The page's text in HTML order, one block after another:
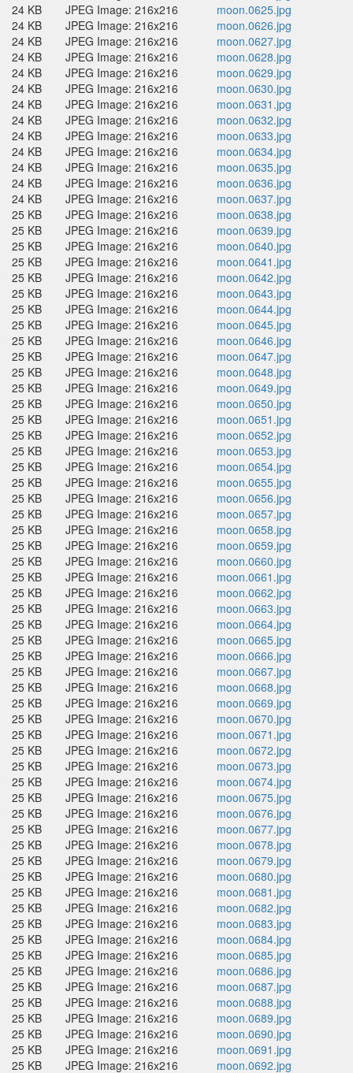
24 KB
JPEG Image: 216x216
moon.0625.jpg
24 KB
JPEG Image: 216x216
moon.0626.jpg
24 KB
JPEG Image: 216x216
moon.0627.jpg
24 KB
JPEG Image: 216x216
moon.0628.jpg
24 KB
JPEG Image: 216x216
moon.0629.jpg
24 KB
JPEG Image: 216x216
moon.0630.jpg
24 KB
JPEG Image: 216x216
moon.0631.jpg
24 KB
JPEG Image: 216x216
moon.0632.jpg
24 KB
JPEG Image: 216x216
moon.0633.jpg
24 KB
JPEG Image: 216x216
moon.0634.jpg
24 KB
JPEG Image: 216x216
moon.0635.jpg
24 KB
JPEG Image: 216x216
moon.0636.jpg
24 KB
JPEG Image: 216x216
moon.0637.jpg
25 KB
JPEG Image: 216x216
moon.0638.jpg
25 KB
JPEG Image: 216x216
moon.0639.jpg
25 KB
JPEG Image: 216x216
moon.0640.jpg
25 KB
JPEG Image: 216x216
moon.0641.jpg
25 KB
JPEG Image: 216x216
moon.0642.jpg
25 KB
JPEG Image: 216x216
moon.0643.jpg
25 KB
JPEG Image: 216x216
moon.0644.jpg
25 KB
JPEG Image: 216x216
moon.0645.jpg
25 KB
JPEG Image: 216x216
moon.0646.jpg
25 KB
JPEG Image: 216x216
moon.0647.jpg
25 KB
JPEG Image: 216x216
moon.0648.jpg
25 KB
JPEG Image: 216x216
moon.0649.jpg
25 KB
JPEG Image: 216x216
moon.0650.jpg
25 KB
JPEG Image: 216x216
moon.0651.jpg
25 KB
JPEG Image: 216x216
moon.0652.jpg
25 KB
JPEG Image: 216x216
moon.0653.jpg
25 KB
JPEG Image: 216x216
moon.0654.jpg
25 KB
JPEG Image: 216x216
moon.0655.jpg
25 KB
JPEG Image: 216x216
moon.0656.jpg
25 KB
JPEG Image: 216x216
moon.0657.jpg
25 KB
JPEG Image: 216x216
moon.0658.jpg
25 KB
JPEG Image: 216x216
moon.0659.jpg
25 KB
JPEG Image: 216x216
moon.0660.jpg
25 KB
JPEG Image: 216x216
moon.0661.jpg
25 KB
JPEG Image: 216x216
moon.0662.jpg
25 KB
JPEG Image: 216x216
moon.0663.jpg
25 KB
JPEG Image: 216x216
moon.0664.jpg
25 KB
JPEG Image: 216x216
moon.0665.jpg
25 KB
JPEG Image: 216x216
moon.0666.jpg
25 KB
JPEG Image: 216x216
moon.0667.jpg
25 KB
JPEG Image: 216x216
moon.0668.jpg
25 KB
JPEG Image: 216x216
moon.0669.jpg
25 KB
JPEG Image: 216x216
moon.0670.jpg
25 KB
JPEG Image: 216x216
moon.0671.jpg
25 KB
JPEG Image: 216x216
moon.0672.jpg
25 KB
JPEG Image: 216x216
moon.0673.jpg
25 KB
JPEG Image: 216x216
moon.0674.jpg
25 KB
JPEG Image: 216x216
moon.0675.jpg
25 KB
JPEG Image: 216x216
moon.0676.jpg
25 KB
JPEG Image: 216x216
moon.0677.jpg
25 KB
JPEG Image: 216x216
moon.0678.jpg
25 KB
JPEG Image: 216x216
moon.0679.jpg
25 KB
JPEG Image: 216x216
moon.0680.jpg
25 KB
JPEG Image: 216x216
moon.0681.jpg
25 KB
JPEG Image: 216x216
moon.0682.jpg
25 KB
JPEG Image: 216x216
moon.0683.jpg
25 KB
JPEG Image: 216x216
moon.0684.jpg
25 KB
JPEG Image: 216x216
moon.0685.jpg
25 KB
JPEG Image: 216x216
moon.0686.jpg
25 KB
JPEG Image: 216x216
moon.0687.jpg
25 KB
JPEG Image: 216x216
moon.0688.jpg
25 KB
JPEG Image: 216x216
moon.0689.jpg
25 KB
JPEG Image: 216x216
moon.0690.jpg
25 KB
JPEG Image: 216x216
moon.0691.jpg
25 KB
JPEG Image: 216x216 moon.0692.jpg